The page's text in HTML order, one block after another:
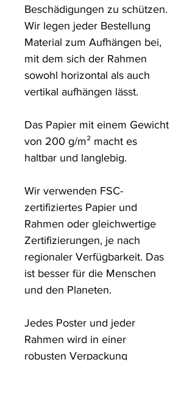
Beschädigungen zu schützen.
Wir legen jeder Bestellung
Material zum Aufhängen bei,
mit dem sich der Rahmen
sowohl horizontal als auch
vertikal aufhängen lässt.
Das Papier mit einem Gewicht
von 200 g/m² macht es
haltbar und langlebig.
Wir verwenden FSC-
zertifiziertes Papier und
Rahmen oder gleichwertige
Zertifizierungen, je nach
regionaler Verfügbarkeit. Das
ist besser für die Menschen
und den Planeten.
Jedes Poster und jeder
Rahmen wird in einer
robusten Verpackung